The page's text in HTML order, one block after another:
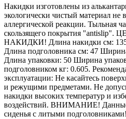
Накидки изготовлены из
экологически чистый материал
аллергической реакции. Тыльная
скользящего покрытия
НАКИДКИ! Длина накидки см:
Длина подголовника см: 47
Длина упаковки: 50 Ширина
подголовником кг: 0.605.
эксплуатации: Не касайтесь
и режущими предметами. Не
накидки высоких температур и
воздействий. ВНИМАНИЕ! Данные
сиденья с литыми подголовниками!